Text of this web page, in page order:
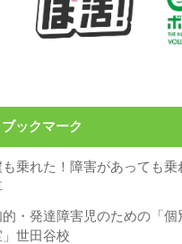
ブックマーク
も乗れた！障害があっても乗
的・発達障害児のための「個
」世田谷校